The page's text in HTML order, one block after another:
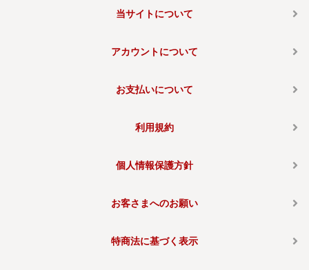
当サイトについて
アカウントについて
お支払いについて
利用規約
個人情報保護方針
お客さまへのお願い
特商法に基づく表示